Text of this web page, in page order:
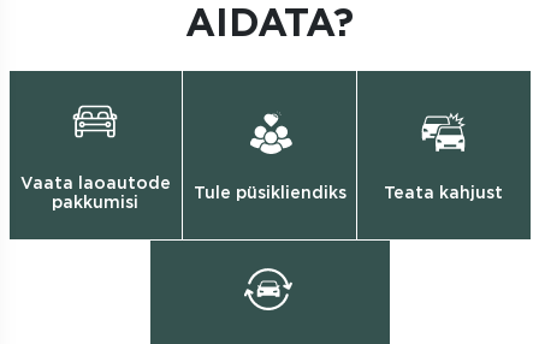
AIDATA?
Vaata laoautode
pakkumisi
Tule püsikliendiks Teata kahjust